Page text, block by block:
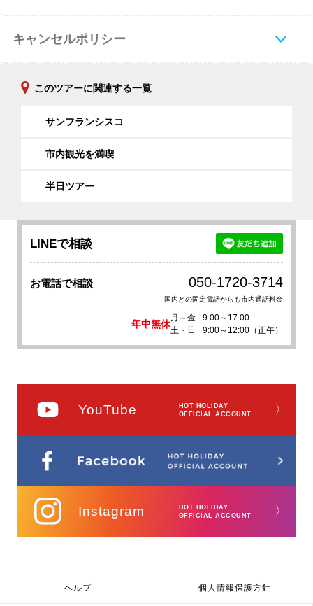
キャンセルポリシー
このツアーに関連する一覧
サンフランシスコ
市内観光を満喫
半日ツアー
LINEで相談
お電話で相談 050-1720-3714
国内どの固定電話からも市内通話料金
年中無休
月～金
9:00～17:00
土・日
9:00～12:00（正午）
YouTube
HOT HOLIDAY
OFFICIAL ACCOUNT
〉
Instagram
HOT HOLIDAY
OFFICIAL ACCOUNT
〉
ヘルプ 個人情報保護方針